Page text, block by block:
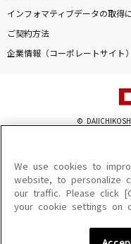
インフォマティブデータの取得
ご契約方法
企業情報（コーポレートサイト）
©
このサイトに掲載されている一切
を問わず、著作権法の定める範囲
を禁じます。
楽曲及びコンテンツは、機種によ
楽曲及びコンテンツの配信日、配
We use cookies to
website, to personalize
our traffic. Please click
your cookie settings on